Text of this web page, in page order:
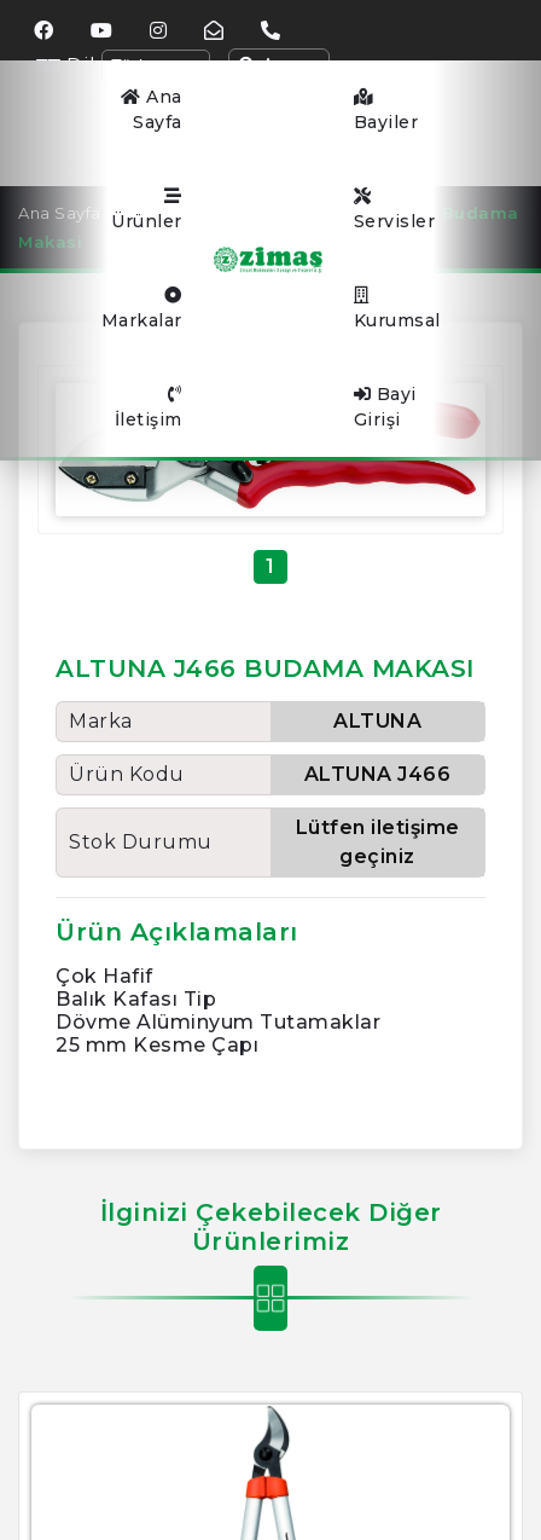
Dil
Arama
Ana
Sayfa
Ürünler
Markalar
İletişim
Bayiler
Servisler
Kurumsal
Bayi
Girişi
Ana Sayfa BUDAMA MAKASLARI
Altuna J466 Budama
Makasi
1
ALTUNA J466 BUDAMA MAKASI
Marka ALTUNA
Ürün Kodu ALTUNA J466
Stok Durumu
Lütfen iletişime
geçiniz
Ürün Açıklamaları
Çok Hafif
Balık Kafası Tip
Dövme Alüminyum Tutamaklar
25 mm Kesme Çapı
İlginizi Çekebilecek Diğer
Ürünlerimiz